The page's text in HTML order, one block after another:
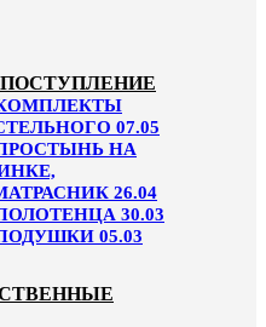
07.05
НА
26.04
30.03
05.03